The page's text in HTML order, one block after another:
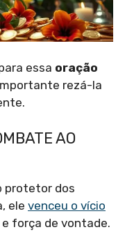
essa oração
rezá-la
AO
protetor dos
ele venceu o vício
força de vontade.